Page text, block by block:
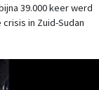
39.000 keer werd
in Zuid-Sudan